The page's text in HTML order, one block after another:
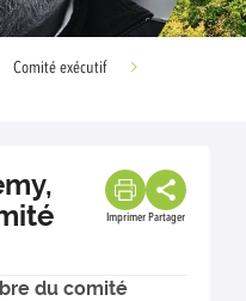
Comité exécutif
Imprimer Partager
du comité